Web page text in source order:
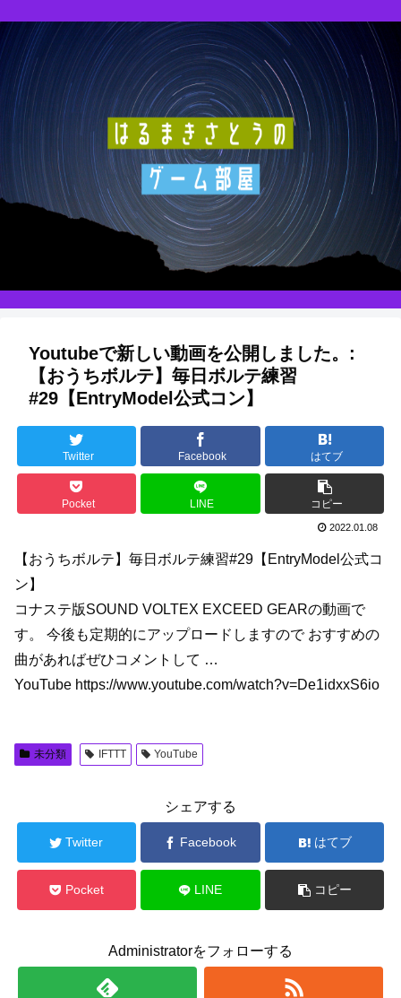
Youtubeで新しい動画を公開しました。:
【おうちボルテ】毎日ボルテ練習
#29【EntryModel公式コン】
Twitter Facebook はてブ
Pocket LINE コピー
2022.01.08
【おうちボルテ】毎日ボルテ練習#29【EntryModel公式コ
ン】
コナステ版SOUND VOLTEX EXCEED GEARの動画で
す。 今後も定期的にアップロードしますので おすすめの
曲があればぜひコメントして …
YouTube https://www.youtube.com/watch?v=De1idxxS6io
未分類 IFTTT YouTube
シェアする
Twitter Facebook はてブ
Pocket LINE コピー
Administratorをフォローする